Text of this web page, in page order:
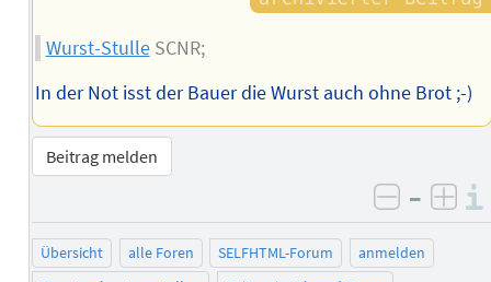
Wurst-StulleSCNR;
In der Not isst der Bauer die Wurst auch ohne Brot ;-)
Beitrag melden
negativ
–
Übersicht alle Foren SELFHTML-Forum
anmelden